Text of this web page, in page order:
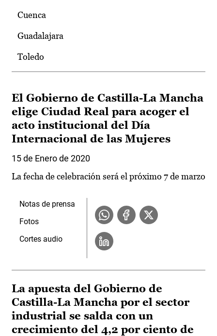
Cuenca
Guadalajara
Toledo
El Gobierno de Castilla-La Mancha
elige Ciudad Real para acoger el
acto institucional del Día
Internacional de las Mujeres
15 de Enero de 2020
La fecha de celebración será el próximo 7 de marzo
Notas de prensa
Fotos
Cortes audio
La apuesta del Gobierno de
Castilla-La Mancha por el sector
industrial se salda con un
crecimiento del 4,2 por ciento de